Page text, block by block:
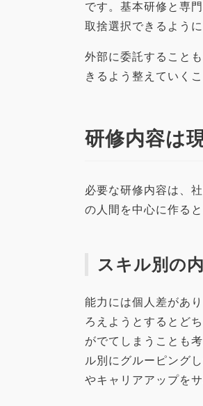
です。基本研修と専
取捨選択できるよう
外部に委託すること
きるよう整えていく
研修内容は
必要な研修内容は、
の人間を中心に作る
スキル別の
能力には個人差があ
ろえようとするとど
がでてしまうことも
ル別にグルーピング
やキャリアアップを